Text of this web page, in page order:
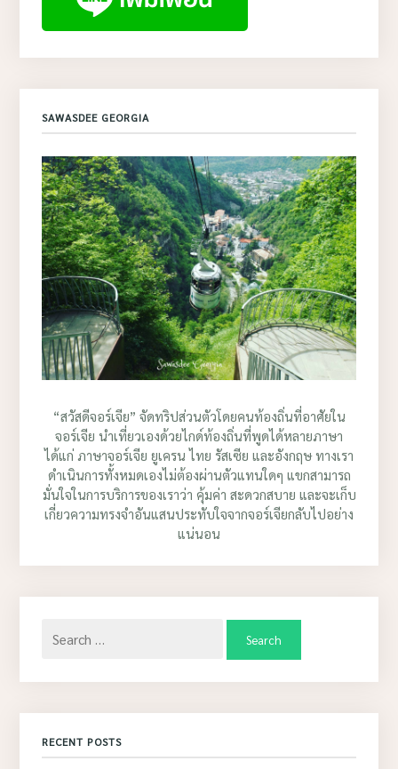
SAWASDEE GEORGIA
“สวัสดีจอร์เจีย” จัดทริปส่วนตัวโดยคนท้องถิ่นที่อาศัยใน
จอร์เจีย นำเที่ยวเองด้วยไกด์ท้องถิ่นที่พูดได้หลายภาษา
ได้แก่ ภาษาจอร์เจีย ยูเครน ไทย รัสเซีย และอังกฤษ ทางเรา
ดำเนินการทั้งหมดเองไม่ต้องผ่านตัวแทนใดๆ แขกสามารถ
มั่นใจในการบริการของเราว่า คุ้มค่า สะดวกสบาย และจะเก็บ
เกี่ยวความทรงจำอันแสนประทับใจจากจอร์เจียกลับไปอย่าง
แน่นอน
for:
RECENT POSTS